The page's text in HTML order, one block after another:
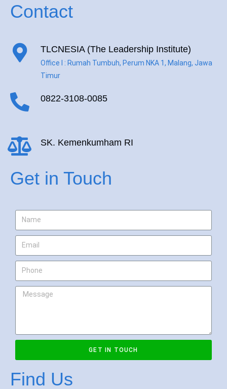
Contact
TLCNESIA (The Leadership Institute)
Office I : Rumah Tumbuh, Perum NKA 1, Malang, Jawa
Timur
0822-3108-0085
SK. Kemenkumham RI
Get in Touch
GET IN TOUCH
Find Us